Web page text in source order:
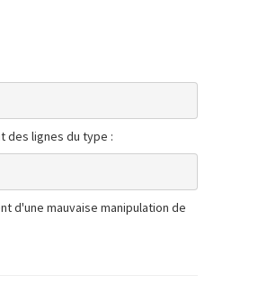
des lignes du type :
d'une mauvaise manipulation de